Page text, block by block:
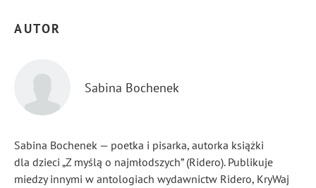
AUTOR
Sabina Bochenek
Sabina Bochenek — poetka i pisarka, autorka książki
dla dzieci „Z myślą o najmłodszych” (Ridero). Publikuje
miedzy innymi w antologiach wydawnictw Ridero, KryWaj